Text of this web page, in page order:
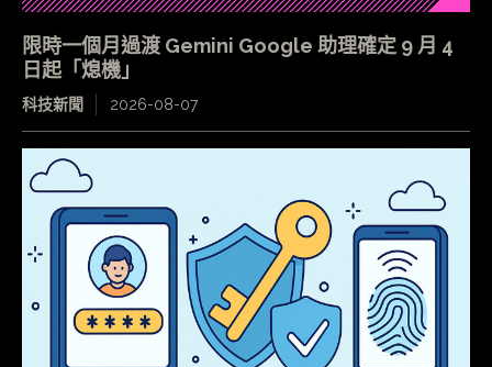
限時一個月過渡 Gemini Google 助理確定 9 月 4
日起「熄機」
科技新聞 2026-08-07